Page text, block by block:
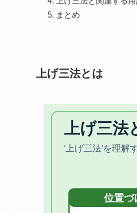
まとめ
上げ三法とは